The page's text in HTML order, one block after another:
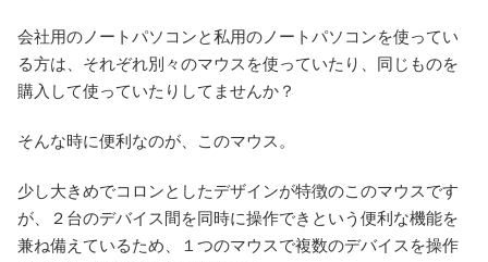
会社用のノートパソコンと私用のノートパソコンを使ってい
る方は、それぞれ別々のマウスを使っていたり、同じものを
購入して使っていたりしてませんか？
そんな時に便利なのが、このマウス。
少し大きめでコロンとしたデザインが特徴のこのマウスです
が、２台のデバイス間を同時に操作できという便利な機能を
兼ね備えているため、１つのマウスで複数のデバイスを操作